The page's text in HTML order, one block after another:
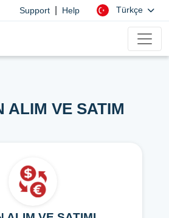
Support Help Türkçe
ALIM VE SATIM